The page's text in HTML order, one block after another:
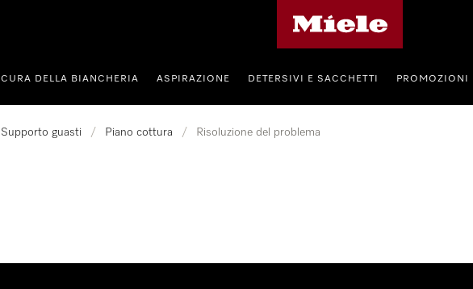
CURA DELLA BIANCHERIA ASPIRAZIONE DETERSIVI E SACCHETTI PROMOZIONI
Supporto guasti / Piano cottura / Risoluzione del problema